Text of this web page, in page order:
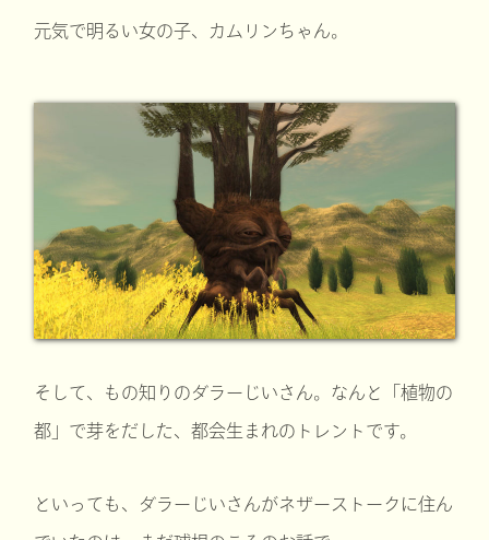
元気で明るい女の子、カムリンちゃん。
そして、もの知りのダラーじいさん。なんと「植物の
都」で芽をだした、都会生まれのトレントです。
といっても、ダラーじいさんがネザーストークに住ん